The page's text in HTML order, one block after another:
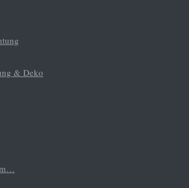
& Deko